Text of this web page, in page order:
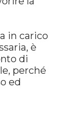
in carico
è
di
perché
ed